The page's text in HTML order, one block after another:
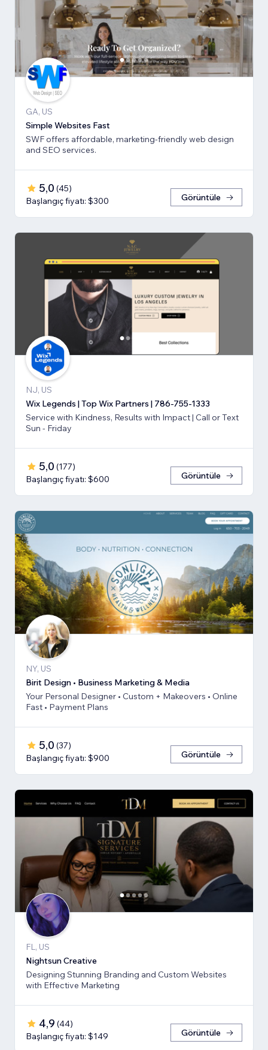
GA, US
Simple Websites Fast
SWF offers affordable, marketing-friendly web design
and SEO services.
5,0 (45)
Başlangıç fiyatı: $300
Görüntüle
NJ, US
Wix Legends | Top Wix Partners | 786-755-1333
Service with Kindness, Results with Impact | Call or Text
Sun - Friday
5,0 (177)
Başlangıç fiyatı: $600
Görüntüle
NY, US
Birit Design • Business Marketing & Media
Your Personal Designer • Custom + Makeovers • Online
Fast • Payment Plans
5,0 (37)
Başlangıç fiyatı: $900
Görüntüle
FL, US
Nightsun Creative
Designing Stunning Branding and Custom Websites
with Effective Marketing
4,9 (44)
Başlangıç fiyatı: $149
Görüntüle